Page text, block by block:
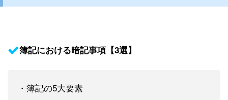
簿記における暗記事項【3選】
・簿記の5大要素